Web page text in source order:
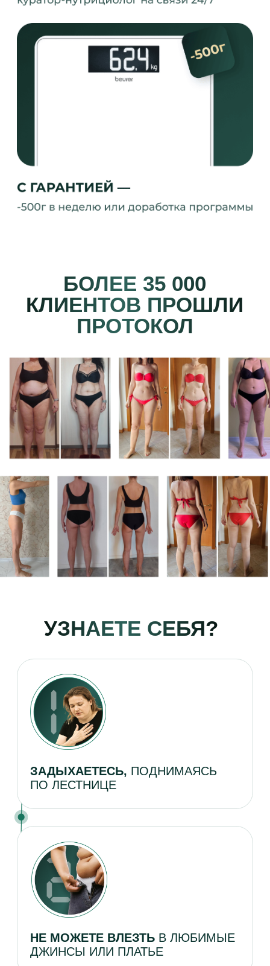
ХОТИТЕ ПОХУДЕТЬ,НО БОИТЕСЬ
НАВРЕДИТЬ ЗДОРОВЬЮ
НЕ МОЖЕТЕ ВЛЕЗТЬВ ЛЮБИМЫЕ
ЗАДЫХАЕТЕСЬ,ПОДНИМАЯСЬ
ЕСЛИ УЗНАЛА ХОТЯ БЫ
2 ПУНКТА — У МЕНЯ ЕСТЬ
РЕШЕНИЕ!
УСТАЛИ ОТ ДИЕТ, ПОСЛЕ КОТОРЫХ
ВЕС ВОЗВРАЩАЕТСЯ
ВИДИТЕ ПЛОХИЕ АНАЛИЗЫ:
ВЫСОКИЙ САХАР, ХОЛЕСТЕРИН
ЧУВСТВУЕТЕПОСТОЯННУЮ
УСТАЛОСТЬ И УПАДОК СИЛ